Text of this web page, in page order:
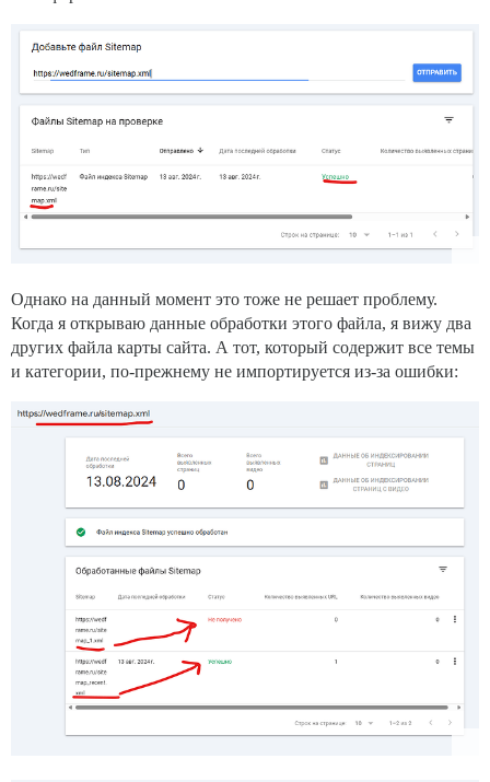
Однако на данный момент это тоже не решает проблему.
Когда я открываю данные обработки этого файла, я вижу два
других файла карты сайта. А тот, который содержит все темы
и категории, по-прежнему не импортируется из-за ошибки: